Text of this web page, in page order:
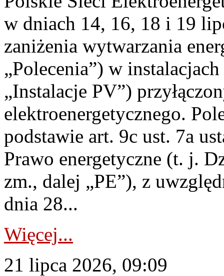
w dniach 14, 16, 18 i 19
zaniżenia wytwarzania
„Polecenia”) w
„Instalacje PV”)
elektroenergetycznego.
podstawie art. 9c ust. 7a
Prawo energetyczne (t. j.
zm., dalej „PE”), z
dnia 28...
Więcej...
21 lipca 2026, 09:09